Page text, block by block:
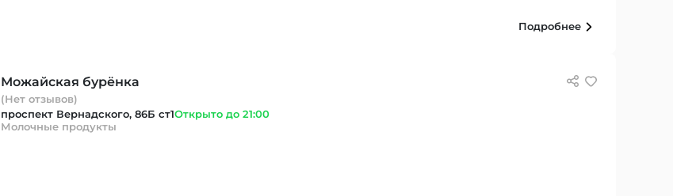
Подробнее
Можайская бурёнка
(Нет отзывов)
проспект Вернадского, 86Б ст1Открыто до 21:00
Молочные продукты